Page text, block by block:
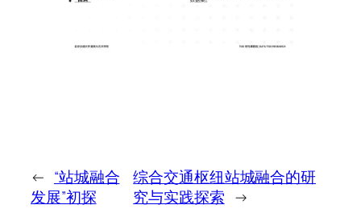
← “站城融合
发展”初探
综合交通枢纽站城融合的研
究与实践探索 →